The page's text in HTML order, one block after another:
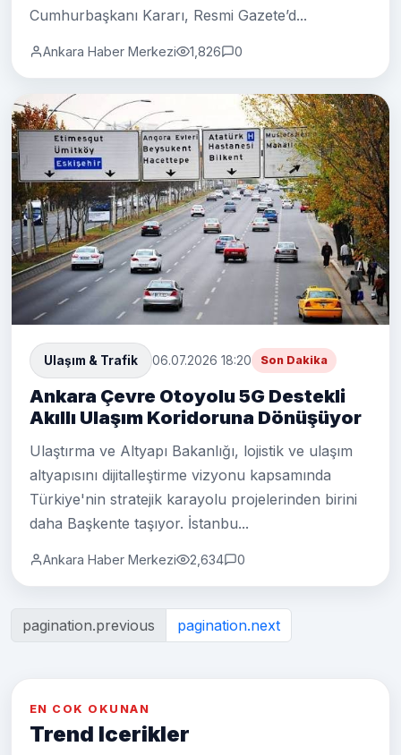
Cumhurbaşkanı Kararı, Resmi Gazete’d...
Ankara Haber Merkezi 1,826 0
Ulaşım & Trafik 06.07.2026 18:20 Son Dakika
Ankara Çevre Otoyolu 5G Destekli
Akıllı Ulaşım Koridoruna Dönüşüyor
Ulaştırma ve Altyapı Bakanlığı, lojistik ve ulaşım
altyapısını dijitalleştirme vizyonu kapsamında
Türkiye'nin stratejik karayolu projelerinden birini
daha Başkente taşıyor. İstanbu...
Ankara Haber Merkezi 2,634 0
pagination.previous pagination.next
EN COK OKUNAN
Trend Icerikler